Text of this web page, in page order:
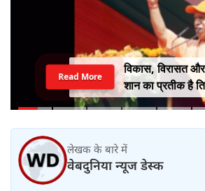
विकास, विरासत
शान का प्रतीक है
Read More
लेखक के बारे में
वेबदुनिया न्यूज डेस्क